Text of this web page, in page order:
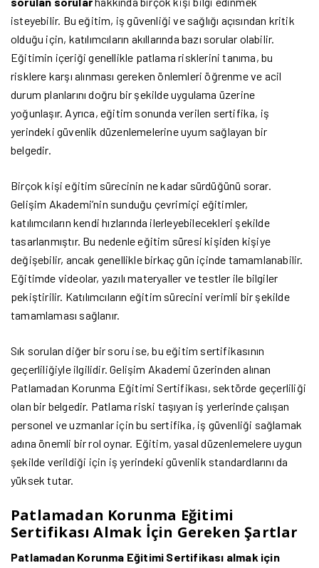
isteyebilir. Bu eğitim, iş güvenliği ve sağlığı açısından kritik
olduğu için, katılımcıların akıllarında bazı sorular olabilir.
Eğitimin içeriği genellikle patlama risklerini tanıma, bu
risklere karşı alınması gereken önlemleri öğrenme ve acil
durum planlarını doğru bir şekilde uygulama üzerine
yoğunlaşır. Ayrıca, eğitim sonunda verilen sertifika, iş
yerindeki güvenlik düzenlemelerine uyum sağlayan bir
belgedir.
Birçok kişi eğitim sürecinin ne kadar sürdüğünü sorar.
Gelişim Akademi’nin sunduğu çevrimiçi eğitimler,
katılımcıların kendi hızlarında ilerleyebilecekleri şekilde
tasarlanmıştır. Bu nedenle eğitim süresi kişiden kişiye
değişebilir, ancak genellikle birkaç gün içinde tamamlanabilir.
Eğitimde videolar, yazılı materyaller ve testler ile bilgiler
pekiştirilir. Katılımcıların eğitim sürecini verimli bir şekilde
tamamlaması sağlanır.
Sık sorulan diğer bir soru ise, bu eğitim sertifikasının
geçerliliğiyle ilgilidir. Gelişim Akademi üzerinden alınan
Patlamadan Korunma Eğitimi Sertifikası, sektörde geçerliliği
olan bir belgedir. Patlama riski taşıyan iş yerlerinde çalışan
personel ve uzmanlar için bu sertifika, iş güvenliği sağlamak
adına önemli bir rol oynar. Eğitim, yasal düzenlemelere uygun
şekilde verildiği için iş yerindeki güvenlik standardlarını da
yüksek tutar.
Patlamadan Korunma Eğitimi
Sertifikası Almak İçin Gereken Şartlar
Patlamadan Korunma Eğitimi Sertifikası almak için